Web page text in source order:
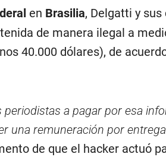
en Brasilia, Delgatti y
de manera ilegal a
40.000 dólares), de
a pagar por esa
una remuneración por
de que el hacker actuó